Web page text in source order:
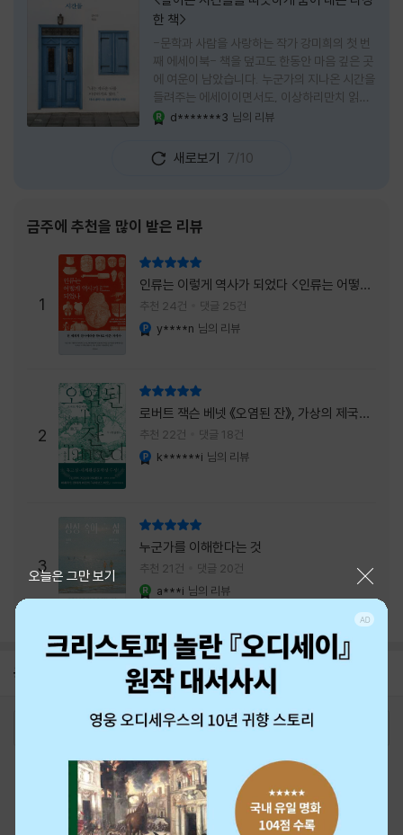
한 책>
-문학과 사람을 사랑하는 작가 강미희의 첫 번
째 에세이북- 책을 덮고도 한동안 마음 깊은 곳
에 여운이 남았습니다. 누군가의 지나온 시간을
들려주는 에세이이면서도, 이상하리만치 읽는
사람 자신의 삶을 다시 돌아보게 만드는 책이었
으로 머물지 않고, 각자의 상처와 후회, 다 지나
온 줄 알았던 마음의 결을 가만히 비추는 거울
는다는 것, 대신 지나온 시간 속에서 비로소 알
있고 무너지지 않는 것보다 다시 일어서는 일이
더 중요하다는 사실을 담담하게 보여줍니다. 그
래서 읽는 내내 위로가 과장되지 않았고, 오히
려 그 절제된 진심 덕분에 더 오래 마음에 남았
습니다. 책 곳곳에
d*******3 님의 리뷰
새로보기 7/10
금주에 추천을 많이 받은 리뷰
1
인류는 이렇게 역사가 되었다 <인류는 어떻게
역사가 되었나>
추천 24건 댓글 25건
y****n 님의 리뷰
2
로버트 잭슨 베넷 《오염된 잔》, 가상의 제국이
주는 실감과 미스터리 사건의 치밀함이 이루어
내는 최상의 시너지...
추천 22건 댓글 18건
k******i 님의 리뷰
3
누군가를 이해한다는 것
추천 21건 댓글 20건
a***i 님의 리뷰
공지 26년 NBCI 수상 안내
2026-08-01
오늘은 그만 보기
로그인 최근 본 상품 주문/배송
고객센터 1544-3800 티켓 1544-6399
중고샵 1566-4295
eBook 1:1문의/채팅상담
예스이십사(주) 사업자 정보